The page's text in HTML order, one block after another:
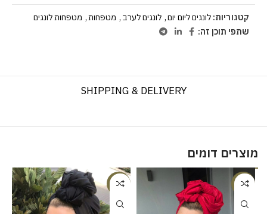
קטגוריות: לונגים ליום יום, לונגים לערב , מטפחות, מטפחות לונגים
שתפי תוכן זה:
SHIPPING & DELIVERY
מוצרים דומים
-25%
-20%